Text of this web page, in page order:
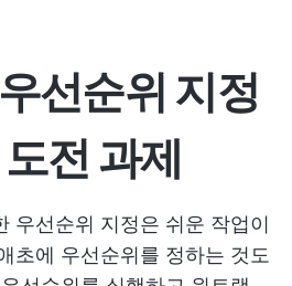
선순위 지정
전 과제
우선순위 지정은 쉬운 작업이
초에 우선순위를 정하는 것도